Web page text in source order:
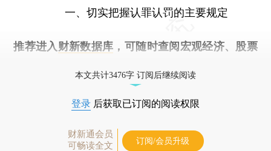
一、切实把握认罪认罚的主要规定
推荐进入 财新数据库 ，可随时查阅宏观经济、股票
本文共计3476字 订阅后继续阅读
登录 后获取已订阅的阅读权限
财新通会员
可畅读全文
订阅/会员升级